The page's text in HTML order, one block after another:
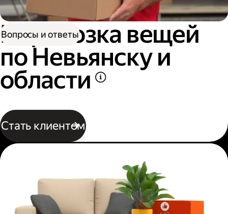
Перевозка вещей
по Невьянску и
области
Стать клиентом
Вопросы и ответы